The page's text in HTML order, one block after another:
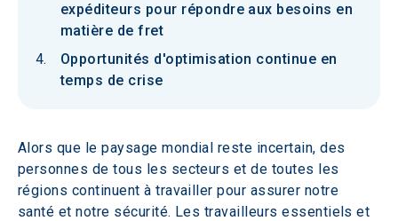
expéditeurs pour répondre aux besoins en
matière de fret
Opportunités d'optimisation continue en
temps de crise
Alors que le paysage mondial reste incertain, des
personnes de tous les secteurs et de toutes les
régions continuent à travailler pour assurer notre
santé et notre sécurité. Les travailleurs essentiels et